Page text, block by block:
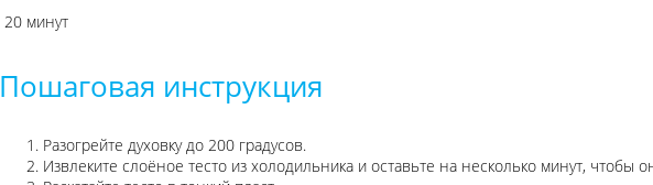
20 минут
Пошаговая инструкция
Разогрейте духовку до 200 градусов.
Извлеките слоёное тесто из холодильника и оставьте на несколько минут, чтобы